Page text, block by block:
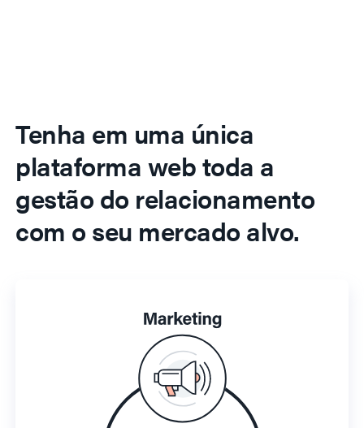
Tenha em uma única
plataforma web toda a
gestão do relacionamento
com o seu mercado alvo.